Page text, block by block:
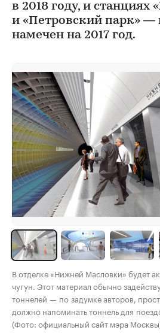
в 2018 году, и станциях
и «Петровский парк» —
намечен на 2017 год.
В отделке «Нижней Масловки» будет
чугун. Этот материал обычно
тоннелей — по задумке авторов,
должно напоминать тоннель для
(Фото: официальный сайт мэра